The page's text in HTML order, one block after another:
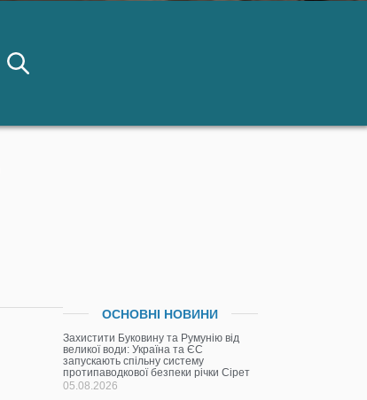
ОСНОВНІ НОВИНИ
Захистити Буковину та Румунію від
великої води: Україна та ЄС
запускають спільну систему
протипаводкової безпеки річки Сірет
05.08.2026